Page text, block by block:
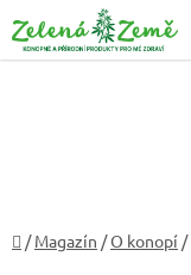
na
obsah
Domů
/ Magazín /O konopí /